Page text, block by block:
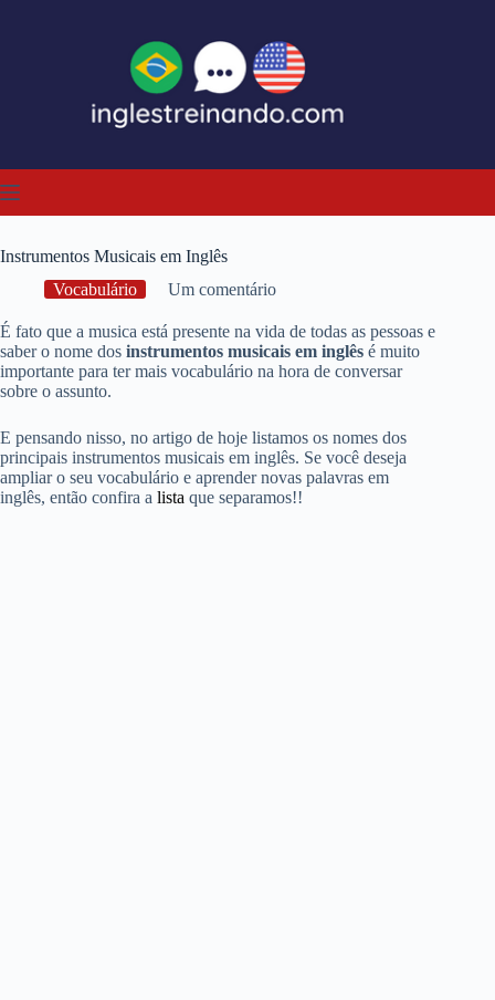
Instrumentos Musicais em Inglês
Vocabulário
Um comentário
É fato que a musica está presente na vida de todas as pessoas e
saber o nome dos instrumentos musicais em inglês é muito
importante para ter mais vocabulário na hora de conversar
sobre o assunto.
E pensando nisso, no artigo de hoje listamos os nomes dos
principais instrumentos musicais em inglês. Se você deseja
ampliar o seu vocabulário e aprender novas palavras em
inglês, então confira a lista que separamos!!